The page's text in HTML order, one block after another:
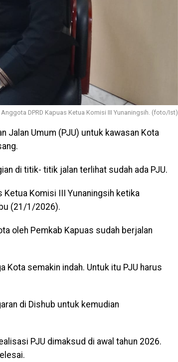
Anggota DPRD Kapuas Ketua Komisi III Yunaningsih. (foto/Ist)
Jalan Umum (PJU) untuk kawasan Kota
di titik- titik jalan terlihat sudah ada PJU.
Ketua Komisi III Yunaningsih ketika
(21/1/2026).
oleh Pemkab Kapuas sudah berjalan
Kota semakin indah. Untuk itu PJU harus
di Dishub untuk kemudian
PJU dimaksud di awal tahun 2026.